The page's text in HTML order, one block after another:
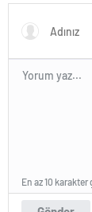
En az 10 karakter